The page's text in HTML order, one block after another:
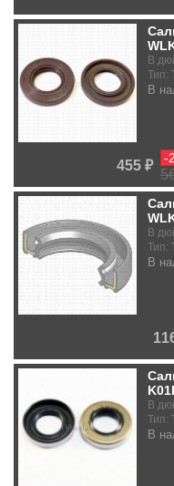
В
Тип:
В
455 ₽ -
В
Тип:
В
В
Тип:
В